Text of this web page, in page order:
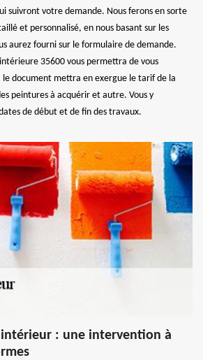
suivront votre demande. Nous ferons en sorte
et personnalisé, en nous basant sur les
aurez fourni sur le formulaire de demande.
35600 vous permettra de vous
document mettra en exergue le tarif de la
peintures à acquérir et autre. Vous y
de début et de fin des travaux.
intérieur : une intervention à